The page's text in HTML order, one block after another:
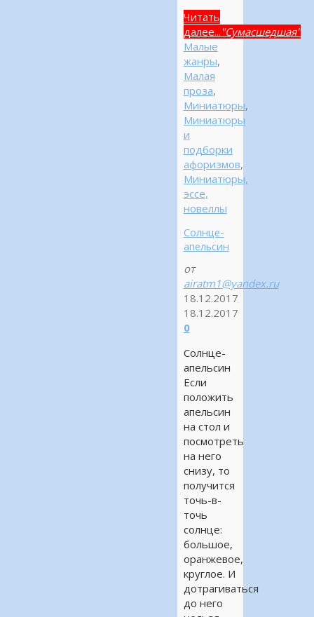
Читать
далее... "Сумасшедшая"
Малые
жанры,
Малая
проза,
Миниатюры,
Миниатюры
и
подборки
афоризмов,
Миниатюры,
эссе,
новеллы
Солнце-
апельсин
от
airatm1@yandex.ru
18.12.2017
18.12.2017
0
Солнце-
апельсин
Если
положить
апельсин
на стол и
посмотреть
на него
снизу, то
получится
точь-в-
точь
солнце:
большое,
оранжевое,
круглое. И
дотрагиваться
до него